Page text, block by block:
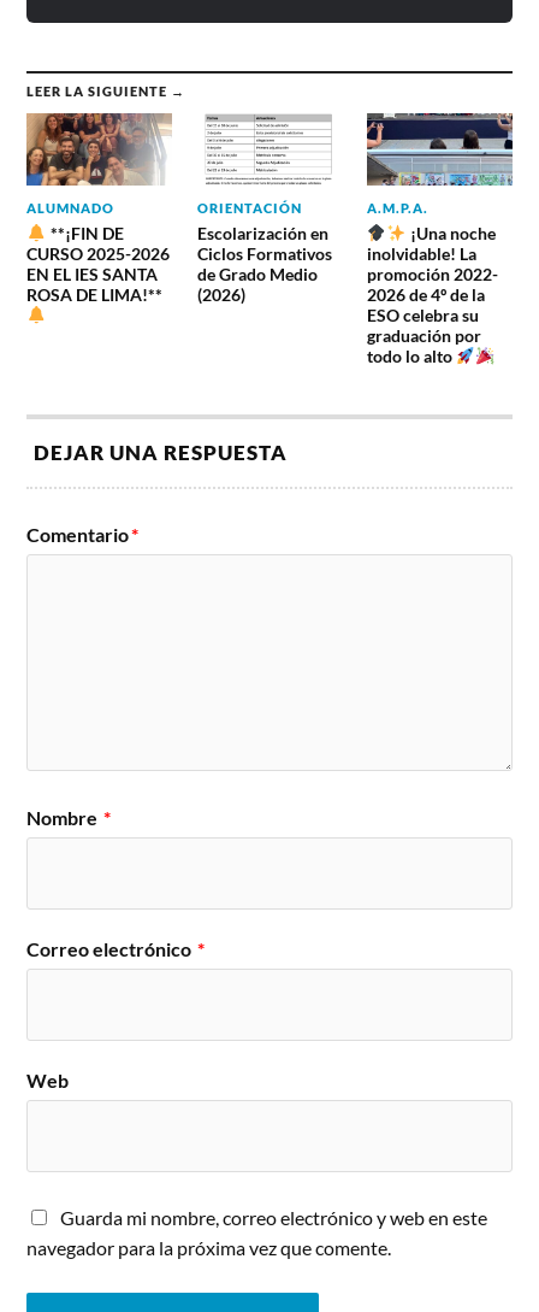
LEER LA SIGUIENTE →
ALUMNADO
**¡FIN DE
CURSO 2025-2026
EN EL IES SANTA
ROSA DE LIMA!**
ORIENTACIÓN
Escolarización en
Ciclos Formativos
de Grado Medio
(2026)
A.M.P.A.
¡Una noche
inolvidable! La
promoción 2022-
2026 de 4º de la
ESO celebra su
graduación por
todo lo alto
DEJAR UNA RESPUESTA
Comentario*
Nombre *
Correo electrónico *
Web
Guarda mi nombre, correo electrónico y web en este
navegador para la próxima vez que comente.